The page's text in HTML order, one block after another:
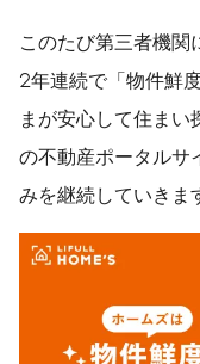
このたび第三者機関
2年連続で「物件鮮
まが安心して住まい
の不動産ポータルサ
みを継続していきま